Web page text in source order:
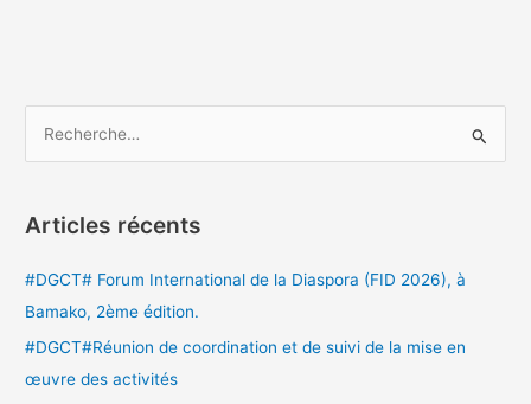
h
Articles récents
#DGCT# Forum International de la Diaspora (FID 2026), à
Bamako, 2ème édition.
#DGCT#Réunion de coordination et de suivi de la mise en
œuvre des activités